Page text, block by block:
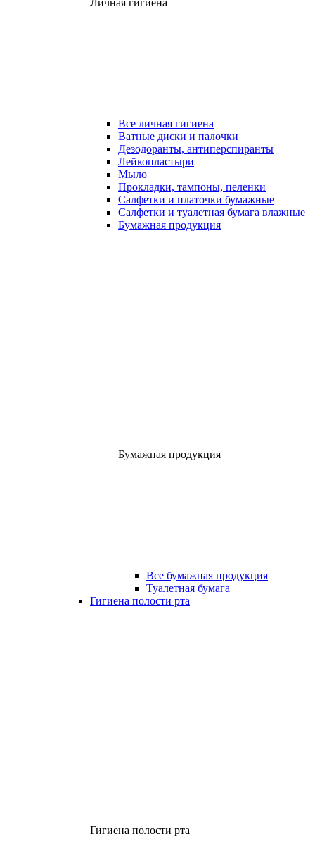
Личная гигиена
Все личная гигиена
Ватные диски и палочки
Дезодоранты, антиперспиранты
Лейкопластыри
Мыло
Прокладки, тампоны, пеленки
Салфетки и платочки бумажные
Салфетки и туалетная бумага влажные
Бумажная продукция
Бумажная продукция
Все бумажная продукция
Туалетная бумага
Гигиена полости рта
Гигиена полости рта